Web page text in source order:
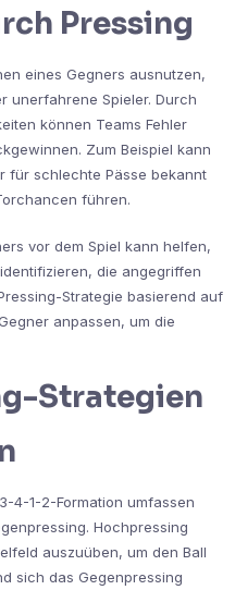
Pressing
eines Gegners ausnutzen,
unerfahrene Spieler. Durch
können Teams Fehler
Zum Beispiel kann
für schlechte Pässe bekannt
führen.
vor dem Spiel kann helfen,
die angegriffen
Strategie basierend auf
anpassen, um die
Strategien
4-1-2-Formation umfassen
Hochpressing
auszuüben, um den Ball
sich das Gegenpressing